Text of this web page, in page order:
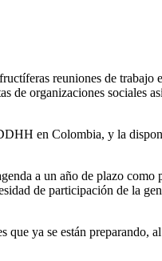
reuniones de
organizaciones sociales
en Colombia, y la
a un año de plazo como
de participación de la
ya se están preparando,